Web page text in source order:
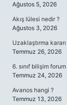
Ağustos 5, 2026
Akış lülesi nedir ?
Ağustos 3, 2026
Uzaklaştırma
Temmuz 26, 2026
6. sınıf bilişim
Temmuz 24, 2026
Avanos hangi ?
Temmuz 13, 2026